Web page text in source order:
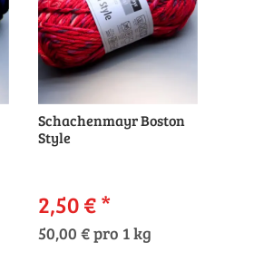
Schachenmayr Boston
Style
2,50 €*
50,00 € pro 1 kg